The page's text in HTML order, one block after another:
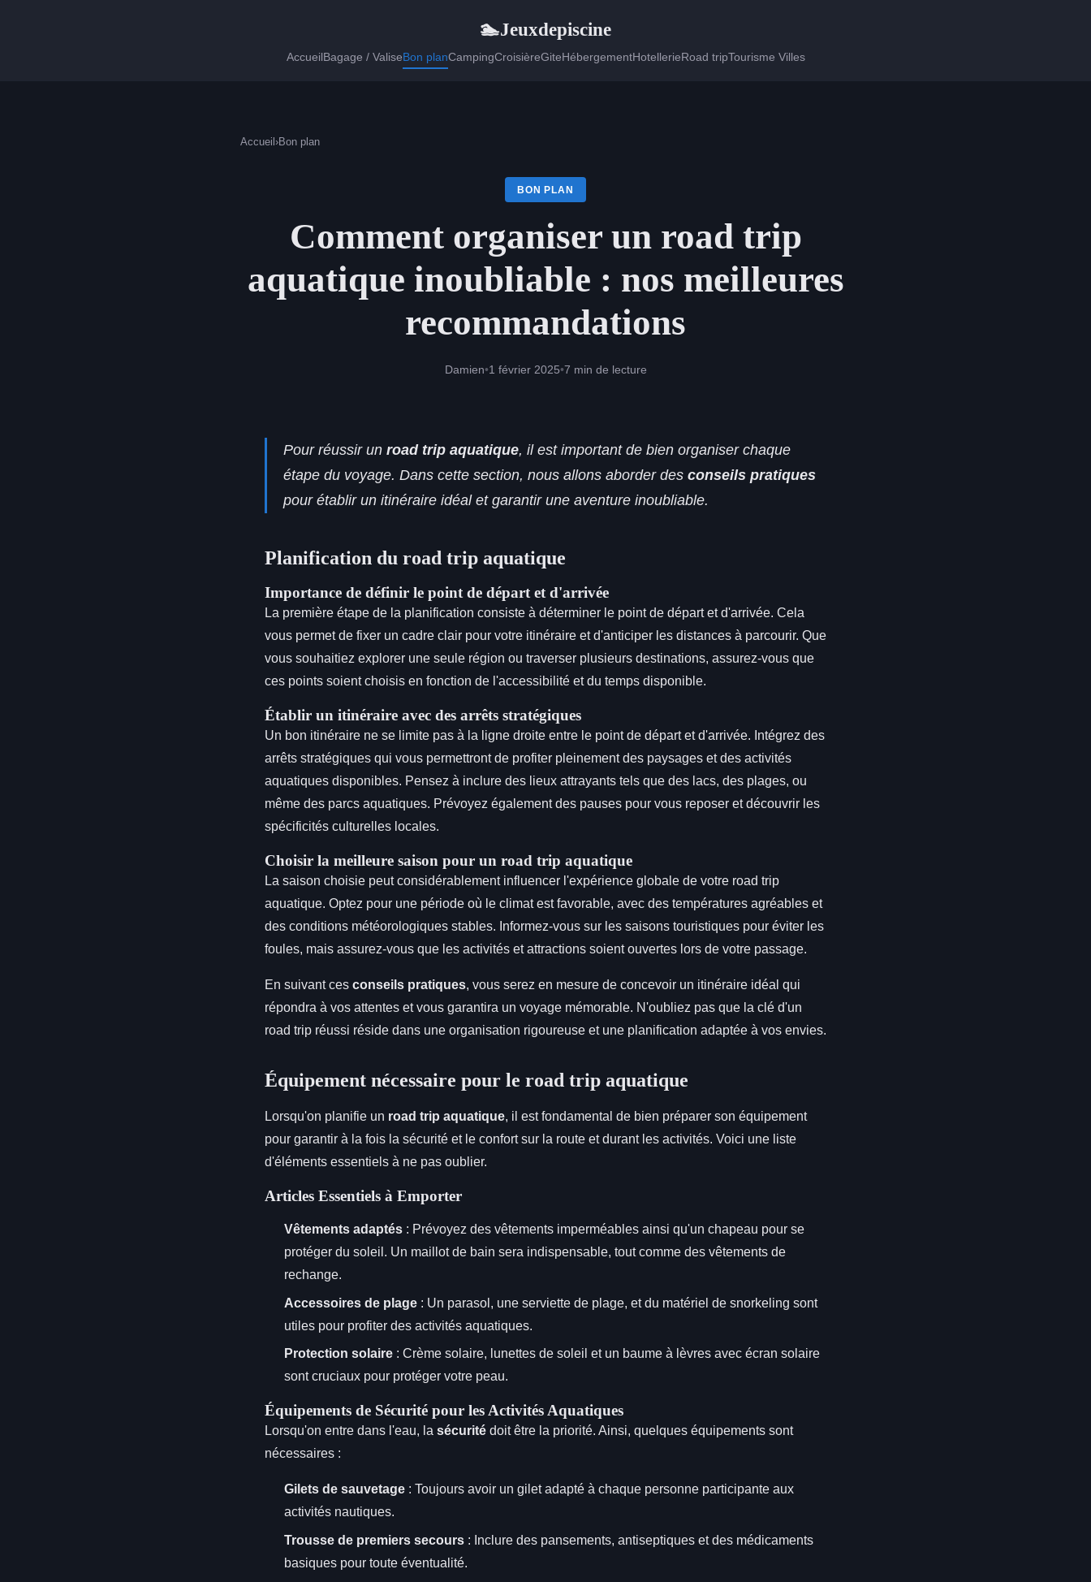
🏊Jeuxdepiscine
AccueilBagage / ValiseBon planCampingCroisièreGiteHébergementHotellerieRoad tripTourisme Villes
Accueil ›Bon plan
BON PLAN
Comment organiser un road trip
aquatique inoubliable : nos meilleures
recommandations
Damien•1 février 2025•7 min de lecture
Pour réussir un road trip aquatique, il est important de bien organiser chaque
étape du voyage. Dans cette section, nous allons aborder des conseils pratiques
pour établir un itinéraire idéal et garantir une aventure inoubliable.
Planification du road trip aquatique
Importance de définir le point de départ et d'arrivée
La première étape de la planification consiste à déterminer le point de départ et d'arrivée. Cela
vous permet de fixer un cadre clair pour votre itinéraire et d'anticiper les distances à parcourir. Que
vous souhaitiez explorer une seule région ou traverser plusieurs destinations, assurez-vous que
ces points soient choisis en fonction de l'accessibilité et du temps disponible.
Établir un itinéraire avec des arrêts stratégiques
Un bon itinéraire ne se limite pas à la ligne droite entre le point de départ et d'arrivée. Intégrez des
arrêts stratégiques qui vous permettront de profiter pleinement des paysages et des activités
aquatiques disponibles. Pensez à inclure des lieux attrayants tels que des lacs, des plages, ou
même des parcs aquatiques. Prévoyez également des pauses pour vous reposer et découvrir les
spécificités culturelles locales.
Choisir la meilleure saison pour un road trip aquatique
La saison choisie peut considérablement influencer l'expérience globale de votre road trip
aquatique. Optez pour une période où le climat est favorable, avec des températures agréables et
des conditions météorologiques stables. Informez-vous sur les saisons touristiques pour éviter les
foules, mais assurez-vous que les activités et attractions soient ouvertes lors de votre passage.
En suivant ces conseils pratiques, vous serez en mesure de concevoir un itinéraire idéal qui
répondra à vos attentes et vous garantira un voyage mémorable. N'oubliez pas que la clé d'un
road trip réussi réside dans une organisation rigoureuse et une planification adaptée à vos envies.
Équipement nécessaire pour le road trip aquatique
Lorsqu'on planifie un road trip aquatique, il est fondamental de bien préparer son équipement
pour garantir à la fois la sécurité et le confort sur la route et durant les activités. Voici une liste
d'éléments essentiels à ne pas oublier.
Articles Essentiels à Emporter
Vêtements adaptés : Prévoyez des vêtements imperméables ainsi qu'un chapeau pour se
protéger du soleil. Un maillot de bain sera indispensable, tout comme des vêtements de
rechange.
Accessoires de plage : Un parasol, une serviette de plage, et du matériel de snorkeling sont
utiles pour profiter des activités aquatiques.
Protection solaire : Crème solaire, lunettes de soleil et un baume à lèvres avec écran solaire
sont cruciaux pour protéger votre peau.
Équipements de Sécurité pour les Activités Aquatiques
Lorsqu'on entre dans l'eau, la sécurité doit être la priorité. Ainsi, quelques équipements sont
nécessaires :
Gilets de sauvetage : Toujours avoir un gilet adapté à chaque personne participante aux
activités nautiques.
Trousse de premiers secours : Inclure des pansements, antiseptiques et des médicaments
basiques pour toute éventualité.